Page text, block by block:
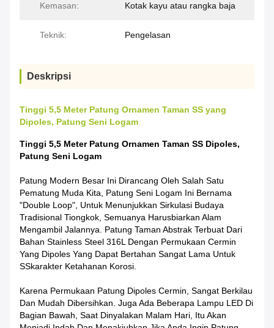
Kemasan: Kotak kayu atau rangka baja
Teknik: Pengelasan
Deskripsi
Tinggi 5,5 Meter Patung Ornamen Taman SS yang
Dipoles, Patung Seni Logam
Tinggi 5,5 Meter Patung Ornamen Taman SS Dipoles,
Patung Seni Logam
Patung Modern Besar Ini Dirancang Oleh Salah Satu
Pematung Muda Kita, Patung Seni Logam Ini Bernama
"Double Loop", Untuk Menunjukkan Sirkulasi Budaya
Tradisional Tiongkok, Semuanya HarusBiarkan Alam
Mengambil Jalannya. Patung Taman Abstrak Terbuat Dari
Bahan Stainless Steel 316L Dengan Permukaan Cermin
Yang Dipoles Yang Dapat Bertahan Sangat Lama Untuk
SSKarakter Ketahanan Korosi.
Karena Permukaan Patung Dipoles Cermin, Sangat Berkilau
Dan Mudah Dibersihkan. Juga Ada Beberapa Lampu LED Di
Bagian Bawah, Saat Dinyalakan Malam Hari, Itu Akan